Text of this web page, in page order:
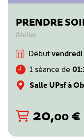
PRENDRE
Atelier
Début
1 séance de
Salle UPsf à
20,00€